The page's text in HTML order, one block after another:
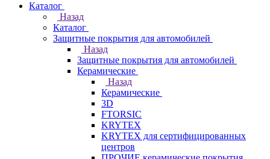
Каталог
Назад
Каталог
Защитные покрытия для автомобилей
Назад
Защитные покрытия для автомобилей
Керамические
Назад
Керамические
3D
FTORSIC
KRYTEX
KRYTEX для сертифицированных
центров